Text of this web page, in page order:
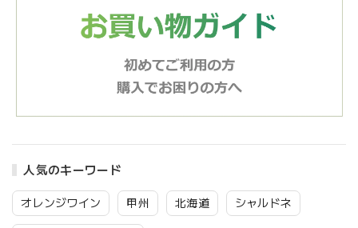
人気のキーワード
オレンジワイン 甲州 北海道 シャルドネ